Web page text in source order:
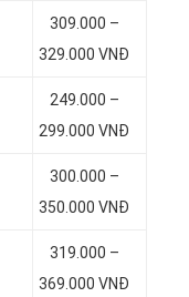
309.000 –
329.000 VNĐ
249.000 –
299.000 VNĐ
300.000 –
350.000 VNĐ
319.000 –
369.000 VNĐ